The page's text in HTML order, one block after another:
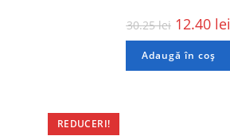
30.25lei 12.40 lei
Adaugă în coș
REDUCERI!